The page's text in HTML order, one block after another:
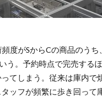
度がSからCの商品のう
う。予約時点で完売する
てしまう。従来は庫内で
ッフが頻繁に歩き回って